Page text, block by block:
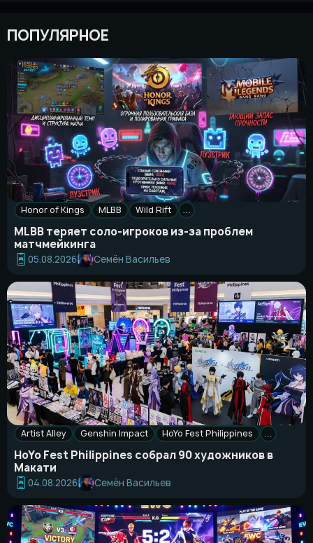
ПОПУЛЯРНОЕ
Honor of Kings MLBB Wild Rift …
MLBB теряет соло-игроков из-за проблем
матчмейкинга
05.08.2026 Семён Васильев
Artist Alley Genshin Impact HoYo Fest Philippines …
HoYo Fest Philippines собрал 90 художников в
Макати
04.08.2026 Семён Васильев